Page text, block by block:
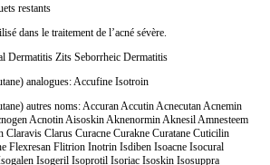
restants
dans le traitement de l’acné sévère.
Dermatitis Zits Seborrheic Dermatitis
analogues: Accufine Isotroin
autres noms: Accuran Accutin Acnecutan Acnemin
Acnotin Aisoskin Aknenormin Aknesil Amnesteem
Claravis Clarus Curacne Curakne Curatane Cuticilin
Flexresan Flitrion Inotrin Isdiben Isoacne Isocural
Isogeril Isoprotil Isoriac Isoskin Isosuppra